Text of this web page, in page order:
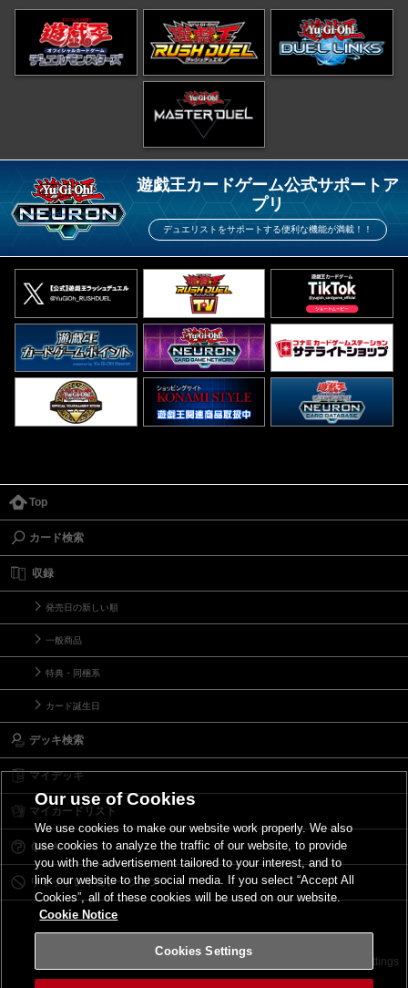
遊戯王カードゲーム公式サポートア
プリ
デュエリストをサポートする便利な機能が満載！！
Top
カード検索
収録
発売日の新しい順
一般商品
特典・同梱系
カード誕生日
デッキ検索
マイデッキ
マイカードリスト
Ｑ＆Ａ
リミットレギュレーション
サイトポリシー Cookies Settings
Our use of Cookies
We use cookies to make our website work properly. We also
use cookies to analyze the traffic of our website, to provide
you with the advertisement tailored to your interest, and to
link our website to the social media. If you select “Accept All
Cookies”, all of these cookies will be used on our website.
Cookie Notice
Cookies Settings